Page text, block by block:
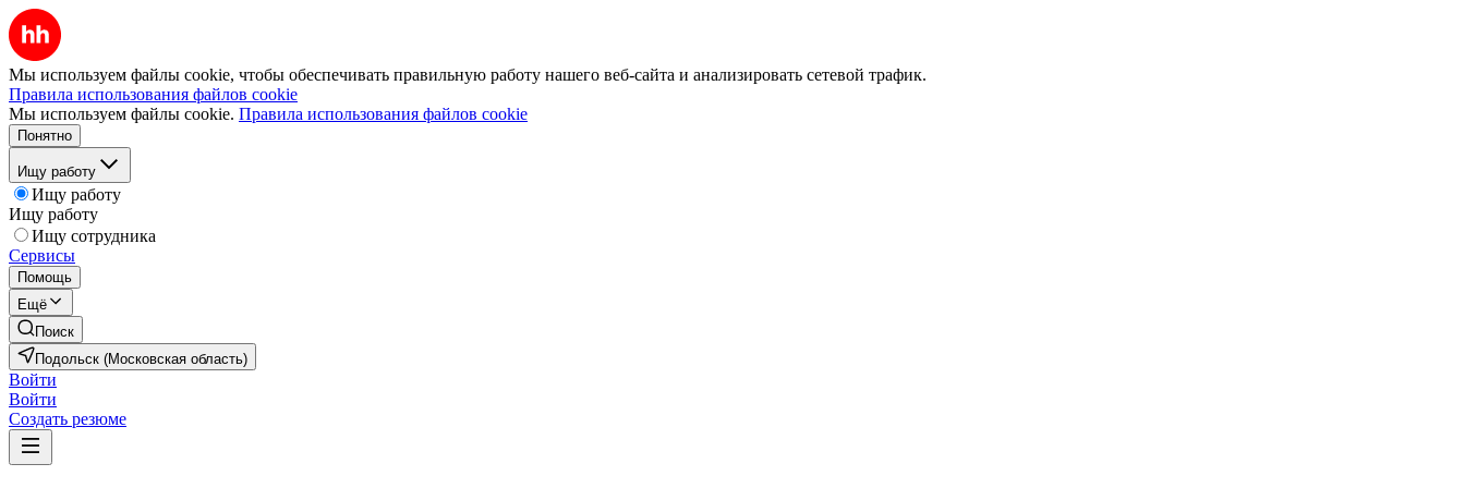
Мы используем файлы cookie, чтобы обеспечивать правильную работу нашего веб-сайта и анализировать сетевой трафик.
Правила использования файлов cookie
Мы используем файлы cookie. Правила использования файлов cookie
Понятно
Ищу работу
Ищу работу
Ищу работу
Ищу сотрудника
Сервисы
Помощь
Ещё
Поиск
Подольск (Московская область)
Войти
Войти
Создать резюме